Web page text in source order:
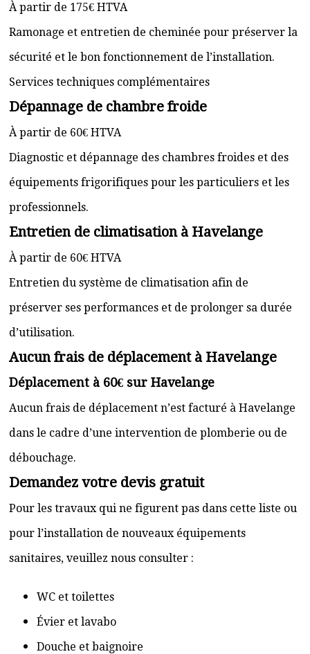
À partir de 175€ HTVA
Ramonage et entretien de cheminée pour préserver la
sécurité et le bon fonctionnement de l’installation.
Services techniques complémentaires
Dépannage de chambre froide
À partir de 60€ HTVA
Diagnostic et dépannage des chambres froides et des
équipements frigorifiques pour les particuliers et les
professionnels.
Entretien de climatisation à Havelange
À partir de 60€ HTVA
Entretien du système de climatisation afin de
préserver ses performances et de prolonger sa durée
d’utilisation.
Aucun frais de déplacement à Havelange
Déplacement à 60€ sur Havelange
Aucun frais de déplacement n’est facturé à Havelange
dans le cadre d’une intervention de plomberie ou de
débouchage.
Demandez votre devis gratuit
Pour les travaux qui ne figurent pas dans cette liste ou
pour l’installation de nouveaux équipements
sanitaires, veuillez nous consulter :
WC et toilettes
Évier et lavabo
Douche et baignoire